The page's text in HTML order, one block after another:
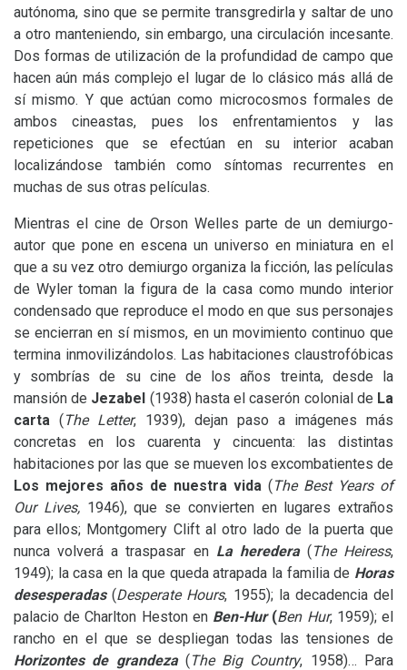
autónoma, sino que se permite transgredirla y saltar de uno
a otro manteniendo, sin embargo, una circulación incesante.
Dos formas de utilización de la profundidad de campo que
hacen aún más complejo el lugar de lo clásico más allá de
sí mismo. Y que actúan como microcosmos formales de
ambos cineastas, pues los enfrentamientos y las
repeticiones que se efectúan en su interior acaban
localizándose también como síntomas recurrentes en
muchas de sus otras películas.
Mientras el cine de Orson Welles parte de un demiurgo-
autor que pone en escena un universo en miniatura en el
que a su vez otro demiurgo organiza la ficción, las películas
de Wyler toman la figura de la casa como mundo interior
condensado que reproduce el modo en que sus personajes
se encierran en sí mismos, en un movimiento continuo que
termina inmovilizándolos. Las habitaciones claustrofóbicas
y sombrías de su cine de los años treinta, desde la
mansión de Jezabel (1938) hasta el caserón colonial de La
carta (The Letter, 1939), dejan paso a imágenes más
concretas en los cuarenta y cincuenta: las distintas
habitaciones por las que se mueven los excombatientes de
Los mejores años de nuestra vida (The Best Years of
Our Lives, 1946), que se convierten en lugares extraños
para ellos; Montgomery Clift al otro lado de la puerta que
nunca volverá a traspasar en La heredera(The Heiress,
1949); la casa en la que queda atrapada la familia de Horas
desesperadas(Desperate Hours, 1955); la decadencia del
palacio de Charlton Heston en Ben-Hur(Ben Hur, 1959); el
rancho en el que se despliegan todas las tensiones de
Horizontes de grandeza(The Big Country, 1958)… Para